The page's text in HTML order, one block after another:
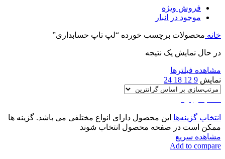
فروش ویژه
موجود در انبار
خانه محصولات برچسب خورده “لپ تاپ حسابداری”
در حال نمایش یک نتیجه
مشاهده فیلترها
نمایش 9
12
18
24
انتخاب گزینه‌ها این محصول دارای انواع مختلفی می باشد. گزینه ها
ممکن است در صفحه محصول انتخاب شوند
مشاهده سریع
Add to compare